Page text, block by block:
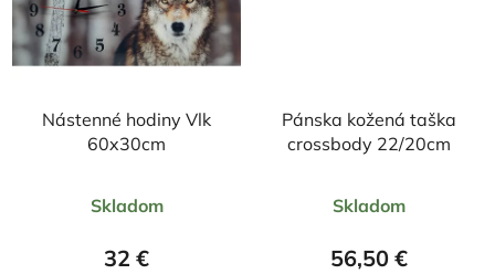
Nástenné hodiny Vlk
60x30cm
hodnotenie
produktu
Skladom
32 €
Pánska kožená taška
crossbody 22/20cm
hodnotenie
produktu
Skladom
56,50 €